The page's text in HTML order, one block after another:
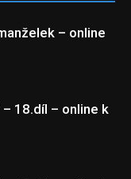
– online
18.díl – online k